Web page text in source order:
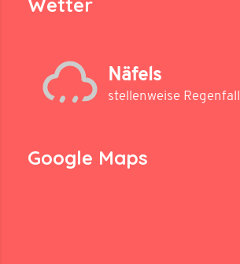
Näfels
stellenweise Regenfall
Google Maps